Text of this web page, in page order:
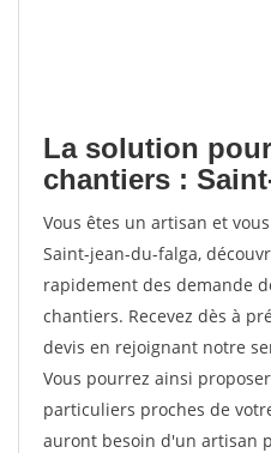
La solution
chantiers :
Vous êtes un artisan et
Saint-jean-du-falga,
rapidement des demande
chantiers. Recevez dès à
devis en rejoignant notre
Vous pourrez ainsi
particuliers proches de
auront besoin d'un artisan